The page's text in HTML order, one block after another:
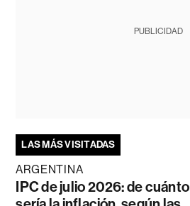
PUBLICIDAD
LAS MÁS VISITADAS
ARGENTINA
IPC de julio 2026: de cuánto